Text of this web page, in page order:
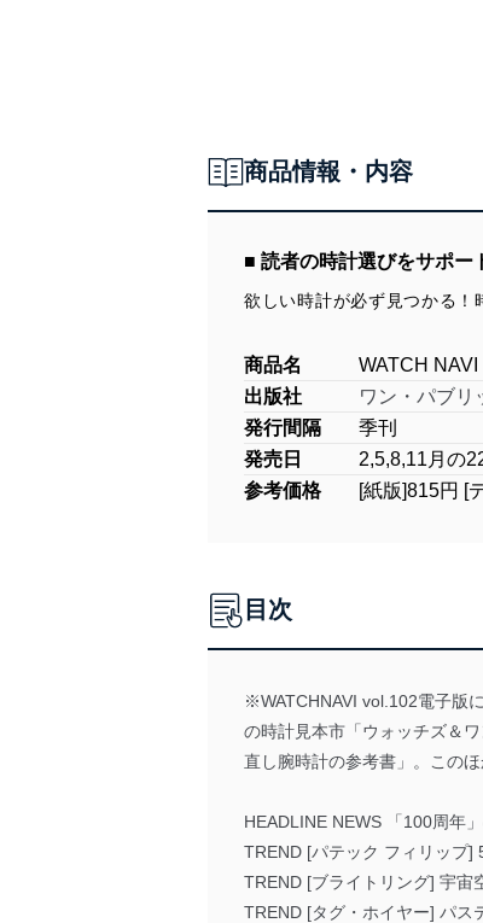
商品情報・内容
■ 読者の時計選びをサポー
欲しい時計が必ず見つかる！
商品名
WATCH NAVI
出版社
ワン・パブリ
発行間隔
季刊
発売日
2,5,8,11月の
参考価格
[紙版]815円 [
目次
※WATCHNAVI vol.102電子版
の時計見本市「ウォッチズ＆
直し腕時計の参考書」。この
HEADLINE NEWS 「100周年
TREND [パテック フィリップ]
TREND [ブライトリング] 宇宙
TREND [タグ・ホイヤー] パス